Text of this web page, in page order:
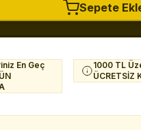
Sepete
En Geç
1000 TL
ÜCRETSİZ